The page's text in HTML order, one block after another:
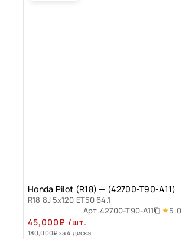
Honda Pilot (R18) — (42700-T90-A11)
R18 8J 5x120 ET50 64.1
Арт.42700-T90-A11 5.0
45,000₽ /шт.
180,000₽за 4 диска